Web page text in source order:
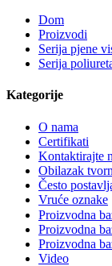
Dom
Proizvodi
Serija pjene
Serija
Kategorije
O nama
Certifikati
Kontaktirajte
Obilazak
Često
Vruće oznake
Proizvodna
Proizvodna
Proizvodna
Video